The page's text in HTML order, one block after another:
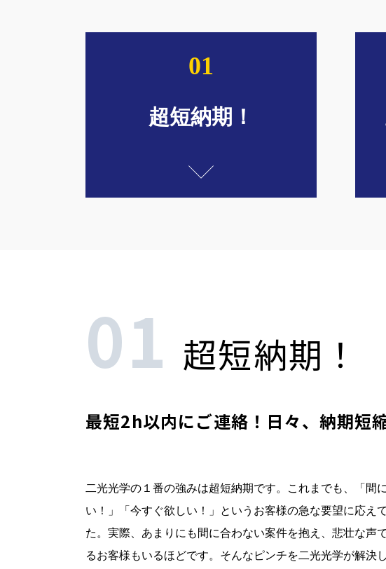
01
超短納期！
01 超短納期！
最短2h以内にご連絡！日々、納期短
二光光学の１番の強みは超短納期です。これまでも、「間
い！」「今すぐ欲しい！」というお客様の急な要望に応え
た。実際、あまりにも間に合わない案件を抱え、悲壮な声
るお客様もいるほどです。そんなピンチを二光光学が解決